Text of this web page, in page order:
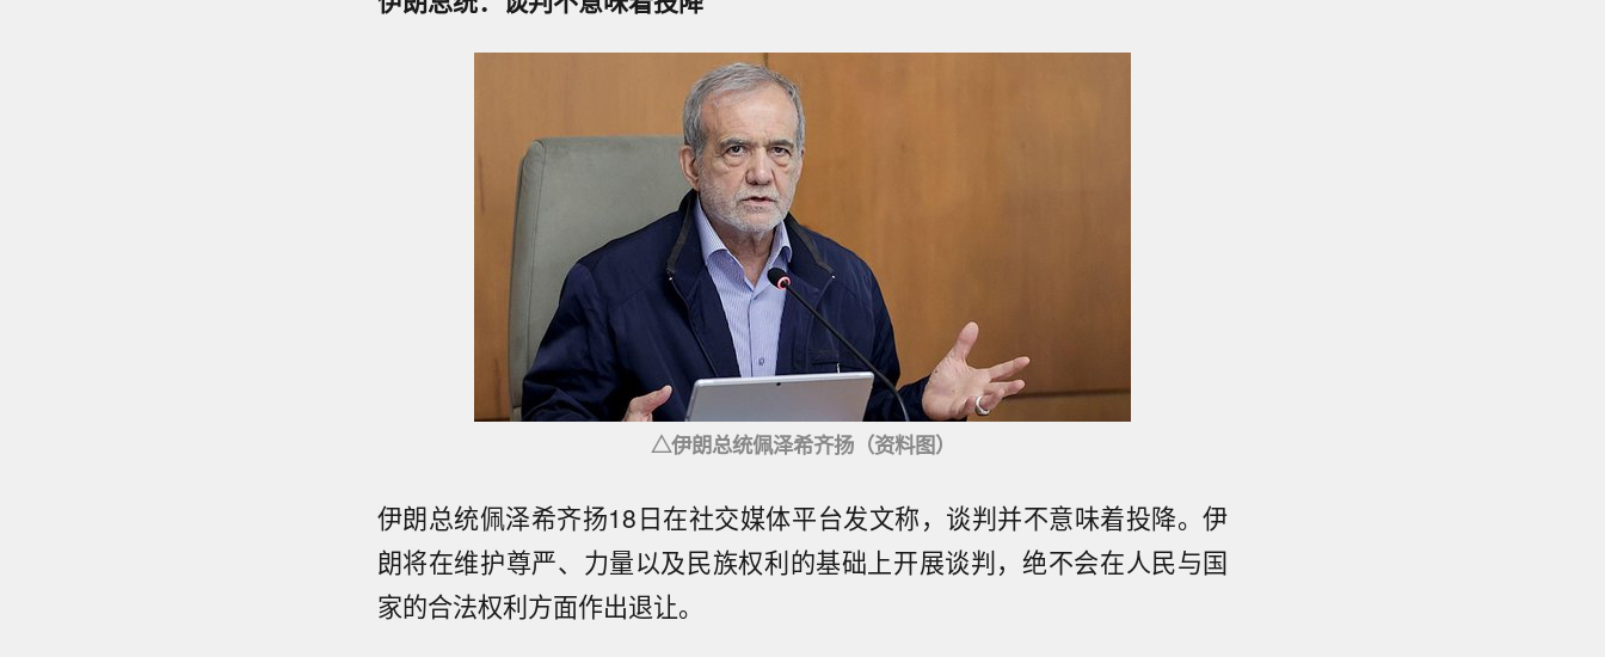
△伊朗总统佩泽希齐扬（资料图）
伊朗总统佩泽希齐扬18日在社交媒体平台发文称，谈判并不意味着投降。伊
朗将在维护尊严、力量以及民族权利的基础上开展谈判，绝不会在人民与国
家的合法权利方面作出退让。